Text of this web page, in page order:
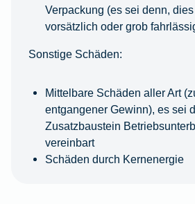
Verpackung (es sei denn,
vorsätzlich oder grob
Sonstige Schäden:
Mittelbare Schäden aller Art
entgangener Gewinn), es sei
Zusatzbaustein
vereinbart
Schäden durch Kernenergie